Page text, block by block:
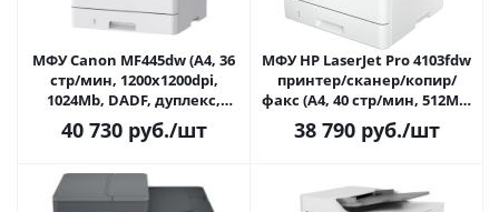
МФУ Canon MF445dw (A4, 36
стр/мин, 1200x1200dpi,
1024Mb, DADF, дуплекс,
USB/LAN/Wi-Fi, 80000 стр/
мес)
40 730руб./шт
МФУ HP LaserJet Pro 4103fdw
принтер/сканер/копир/
факс (A4, 40 стр/мин, 512Mb,
1200dpi, DADF, дуплекс,
USB/LAN/WiFi, нагрузка до
38 790руб./шт